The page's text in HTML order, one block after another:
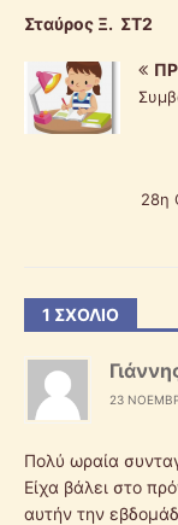
Σταύρος Ξ. ΣΤ2
28η
1 ΣΧΌΛΙΟ
23
Πολύ ωραία
Είχα βάλει στο
αυτήν την